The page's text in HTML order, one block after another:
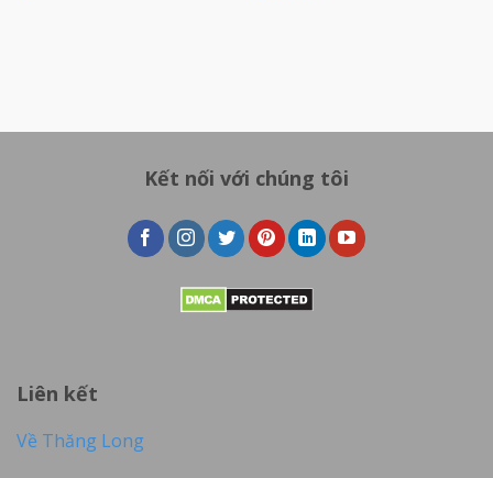
Kết nối với chúng tôi
Liên kết
Về Thăng Long